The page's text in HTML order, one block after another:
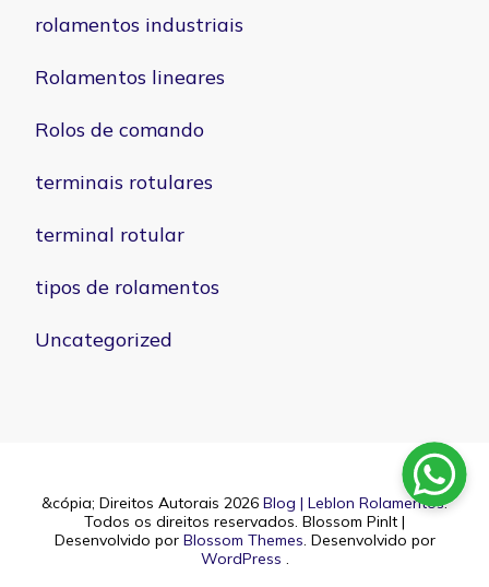
rolamentos industriais
Rolamentos lineares
Rolos de comando
terminais rotulares
terminal rotular
tipos de rolamentos
Uncategorized
&cópia; Direitos Autorais 2026 Blog | Leblon Rolamentos.
Todos os direitos reservados. Blossom PinIt |
Desenvolvido por Blossom Themes. Desenvolvido por
WordPress .